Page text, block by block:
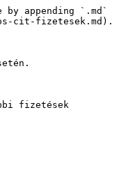
appending `.md`
cit-fizetesek.md).
fizetések